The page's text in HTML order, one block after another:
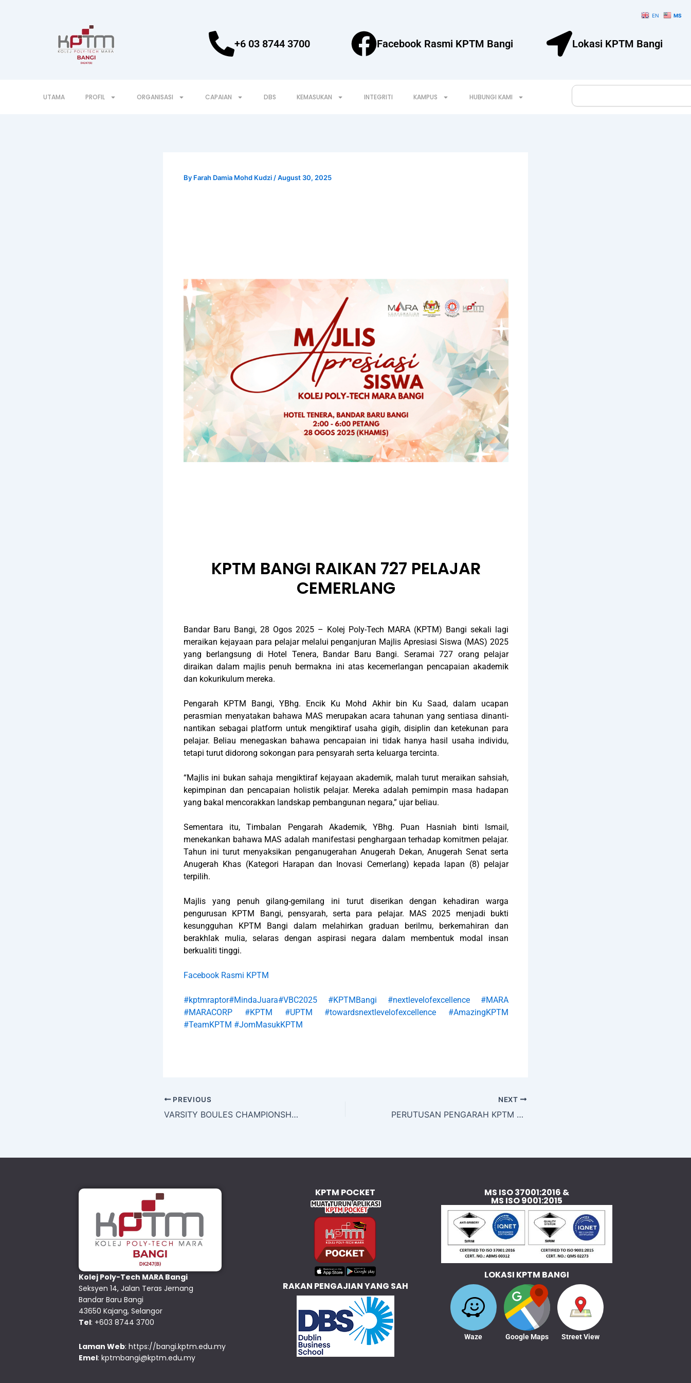
+6 03 8744 3700 Facebook Rasmi KPTM Bangi Lokasi KPTM Bangi
UTAMA PROFIL ORGANISASI CAPAIAN DBS KEMASUKAN INTEGRITI KAMPUS HUBUNGI KAMI
Search
By Farah Damia Mohd Kudzi /August 30, 2025
KPTM BANGI RAIKAN 727 PELAJAR
CEMERLANG
Bandar Baru Bangi, 28 Ogos 2025 – Kolej Poly-Tech MARA (KPTM) Bangi sekali lagi
meraikan kejayaan para pelajar melalui penganjuran Majlis Apresiasi Siswa (MAS) 2025
yang berlangsung di Hotel Tenera, Bandar Baru Bangi. Seramai 727 orang pelajar
diraikan dalam majlis penuh bermakna ini atas kecemerlangan pencapaian akademik
dan kokurikulum mereka.
Pengarah KPTM Bangi, YBhg. Encik Ku Mohd Akhir bin Ku Saad, dalam ucapan
perasmian menyatakan bahawa MAS merupakan acara tahunan yang sentiasa dinanti-
nantikan sebagai platform untuk mengiktiraf usaha gigih, disiplin dan ketekunan para
pelajar. Beliau menegaskan bahawa pencapaian ini tidak hanya hasil usaha individu,
tetapi turut didorong sokongan para pensyarah serta keluarga tercinta.
“Majlis ini bukan sahaja mengiktiraf kejayaan akademik, malah turut meraikan sahsiah,
kepimpinan dan pencapaian holistik pelajar. Mereka adalah pemimpin masa hadapan
yang bakal mencorakkan landskap pembangunan negara,” ujar beliau.
Sementara itu, Timbalan Pengarah Akademik, YBhg. Puan Hasniah binti Ismail,
menekankan bahawa MAS adalah manifestasi penghargaan terhadap komitmen pelajar.
Tahun ini turut menyaksikan penganugerahan Anugerah Dekan, Anugerah Senat serta
Anugerah Khas (Kategori Harapan dan Inovasi Cemerlang) kepada lapan (8) pelajar
terpilih.
Majlis yang penuh gilang-gemilang ini turut diserikan dengan kehadiran warga
pengurusan KPTM Bangi, pensyarah, serta para pelajar. MAS 2025 menjadi bukti
kesungguhan KPTM Bangi dalam melahirkan graduan berilmu, berkemahiran dan
berakhlak mulia, selaras dengan aspirasi negara dalam membentuk modal insan
berkualiti tinggi.
Facebook Rasmi KPTM
#kptmraptor#MindaJuara#VBC2025 #KPTMBangi #nextlevelofexcellence #MARA
#MARACORP #KPTM #UPTM #towardsnextlevelofexcellence #AmazingKPTM
#TeamKPTM #JomMasukKPTM
PREVIOUS
VARSITY BOULES CHAMPIONSHIP (VBC) 2025
NEXT
PERUTUSAN PENGARAH KPTM BANGI SEMPENA HARI KEMERDEKAAN MALAYSIA.
Kolej Poly-Tech MARA Bangi
Seksyen 14, Jalan Teras Jernang
Bandar Baru Bangi
43650 Kajang, Selangor
Tel: +603 8744 3700
Laman Web: https://bangi.kptm.edu.my
Emel: kptmbangi@kptm.edu.my
KPTM POCKET
RAKAN PENGAJIAN YANG SAH
MS ISO 37001:2016 &
MS ISO 9001:2015
LOKASI KPTM BANGI
Waze Google Maps Street View
EN MS